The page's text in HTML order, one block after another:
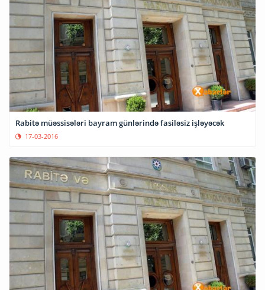
Rabitə müəssisələri bayram günlərində fasiləsiz işləyəcək
17-03-2016